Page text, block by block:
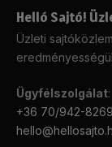
Helló Sajtó!
Üzleti
Ügyfélszolgálat:
+36 70/942-8269